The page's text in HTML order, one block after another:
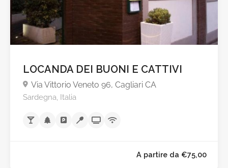
LOCANDA DEI BUONI E CATTIVI
Via Vittorio Veneto 96, Cagliari CA
Sardegna, Italia